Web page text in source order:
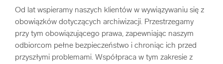
Od lat wspieramy naszych klientów w wywiązywaniu się z
obowiązków dotyczących archiwizacji. Przestrzegamy
przy tym obowiązującego prawa, zapewniając naszym
odbiorcom pełne bezpieczeństwo i chroniąc ich przed
przyszłymi problemami. Współpraca w tym zakresie z